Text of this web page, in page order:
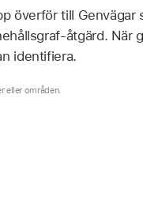
överför till
åtgärd. När
identifiera.
eller områden.